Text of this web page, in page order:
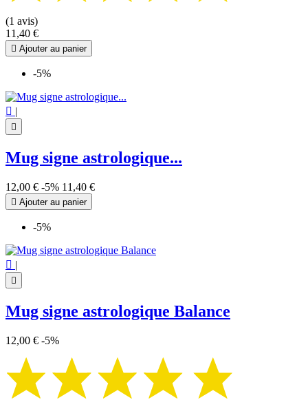
(1 avis)
11,40 €
 Ajouter au panier
-5%
 |

Mug signe astrologique...
12,00 € -5% 11,40 €
 Ajouter au panier
-5%
 |

Mug signe astrologique Balance
12,00 € -5%